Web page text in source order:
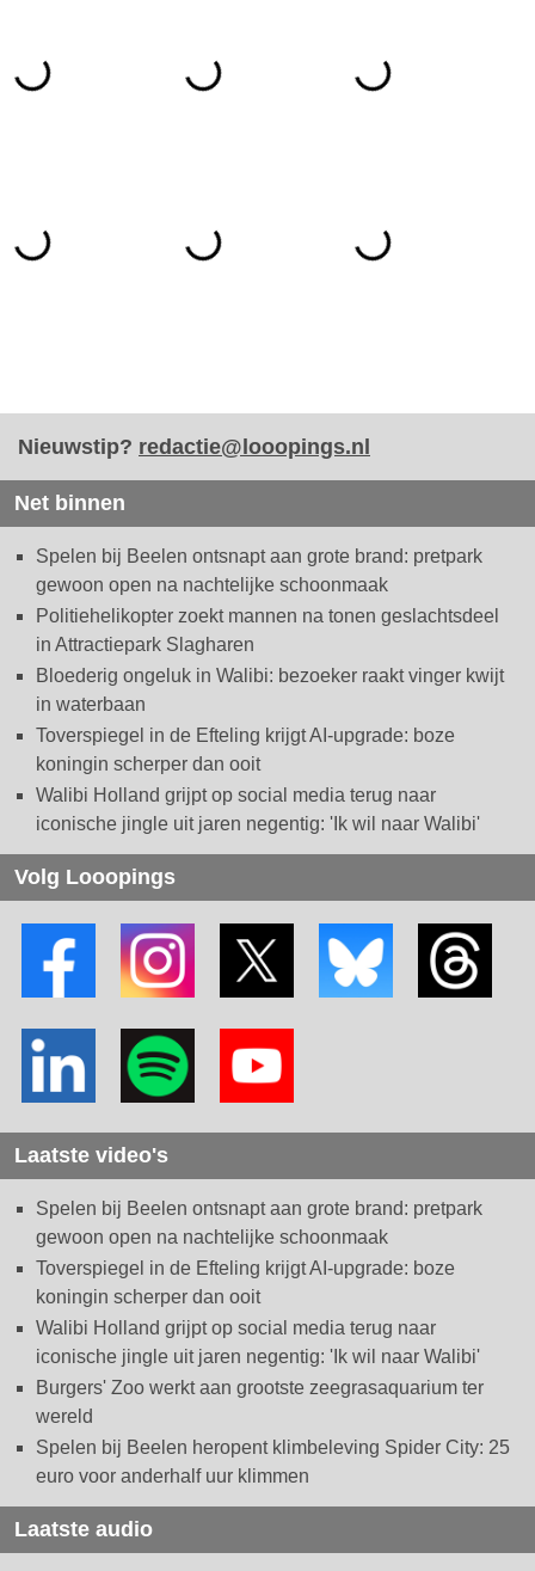
Nieuwstip? redactie@looopings.nl
Net binnen
Spelen bij Beelen ontsnapt aan grote brand: pretpark
gewoon open na nachtelijke schoonmaak
Politiehelikopter zoekt mannen na tonen geslachtsdeel
in Attractiepark Slagharen
Bloederig ongeluk in Walibi: bezoeker raakt vinger kwijt
in waterbaan
Toverspiegel in de Efteling krijgt AI-upgrade: boze
koningin scherper dan ooit
Walibi Holland grijpt op social media terug naar
iconische jingle uit jaren negentig: 'Ik wil naar Walibi'
Volg Looopings
Laatste video's
Spelen bij Beelen ontsnapt aan grote brand: pretpark
gewoon open na nachtelijke schoonmaak
Toverspiegel in de Efteling krijgt AI-upgrade: boze
koningin scherper dan ooit
Walibi Holland grijpt op social media terug naar
iconische jingle uit jaren negentig: 'Ik wil naar Walibi'
Burgers' Zoo werkt aan grootste zeegrasaquarium ter
wereld
Spelen bij Beelen heropent klimbeleving Spider City: 25
euro voor anderhalf uur klimmen
Laatste audio